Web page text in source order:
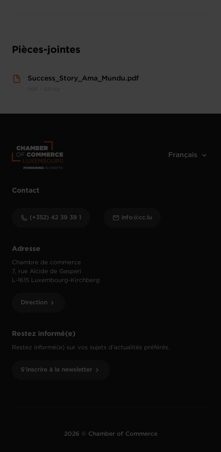
Pièces-jointes
Success_Story_Ama_Mundu.pdf
Restez informé(e)
Restez informé(e) sur vos sujets d’actualités préférés.
S'inscrire à la newsletter
Adresse
Chambre de commerce
7, rue Alcide de Gasperi
L-1615 Luxembourg-Kirchberg
Direction
Contact
(+352) 42 39 39 1 info@cc.lu
2026 © Chamber of Commerce